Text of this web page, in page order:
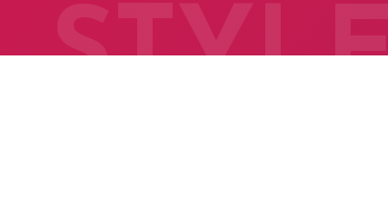
ルクアスタイル